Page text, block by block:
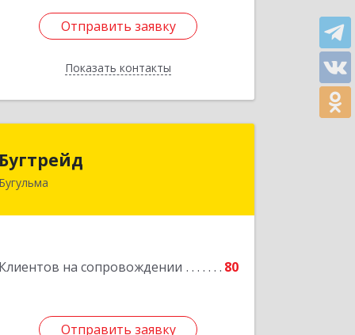
Отправить заявку
Показать контакты
Отправить заявку
Назад
Бугтрейд
Бугульма
Клиентов на сопровождении 80
Отправить заявку
420230, Татарстан Респ, Бугульма г,
Отправить заявку